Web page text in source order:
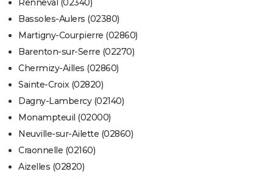
Renneval (02340)
Bassoles-Aulers (02380)
Martigny-Courpierre (02860)
Barenton-sur-Serre (02270)
Chermizy-Ailles (02860)
Sainte-Croix (02820)
Dagny-Lambercy (02140)
Monampteuil (02000)
Neuville-sur-Ailette (02860)
Craonnelle (02160)
Aizelles (02820)